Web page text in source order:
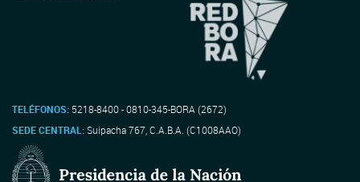
TELÉFONOS: 5218-8400 - 0810-345-BORA (2672)
SEDE CENTRAL:Suipacha 767, C.A.B.A. (C1008AAO)